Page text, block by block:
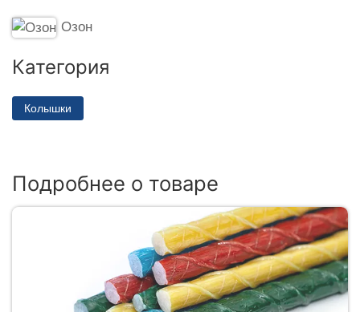
Озон
Категория
Колышки
Подробнее о товаре